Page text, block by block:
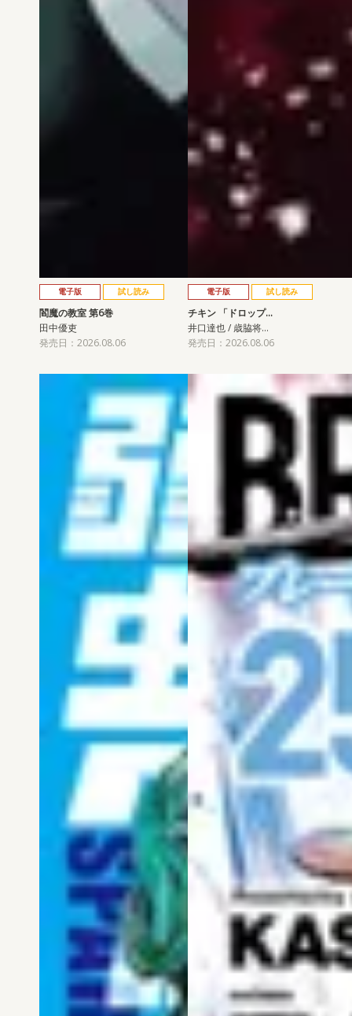
電子版 試し読み
閻魔の教室 第6巻
田中優吏
発売日：2026.08.06
電子版 試し読み
チキン 「ドロップ…
井口達也 / 歳脇将…
発売日：2026.08.06